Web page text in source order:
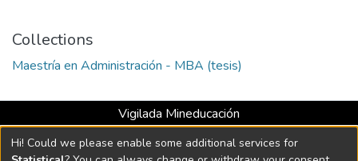
Collections
Maestría en Administración - MBA (tesis)
Vigilada Mineducación
Universidad con Acreditación Institucional hasta 2026 -
Resolución MEN 2158 de 2018
Hi! Could we please enable some additional services for